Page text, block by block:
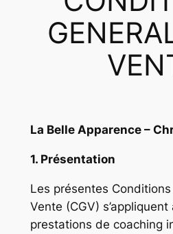
La Belle Apparence –
1. Présentation
Les présentes
Vente (CGV)
prestations de coaching